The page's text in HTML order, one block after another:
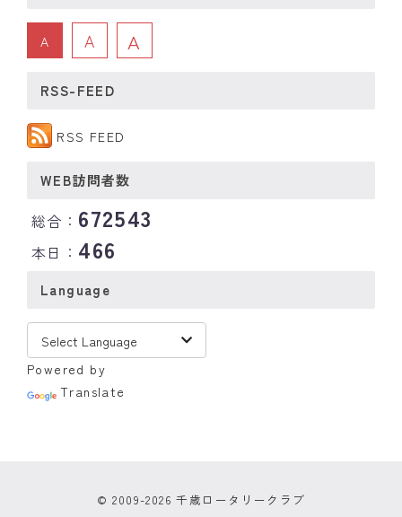
A A A
RSS-FEED
RSS FEED
WEB訪問者数
総合： 672543
本日： 466
Language
Powered by
Translate
© 2009-2026 千歳ロータリークラブ